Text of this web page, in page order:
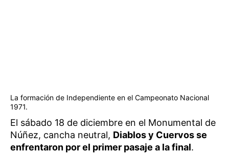
La formación de Independiente en el Campeonato Nacional
1971.
El sábado 18 de diciembre en el Monumental de
Núñez, cancha neutral, Diablos y Cuervos se
enfrentaron por el primer pasaje a la final.